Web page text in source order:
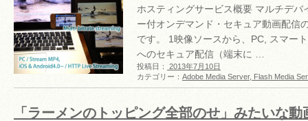
ホスティングサービス概要 マルチデバ
ー付オンデマンド・セキュア動画配信
です。 1映像ソースから、PC, スマー
へのセキュア配信（端末に …
投稿日：
2013年7月10日
カテゴリー： Adobe Media Server, Flash Media
「ラーメンのトッピング全部のせ」みたいな